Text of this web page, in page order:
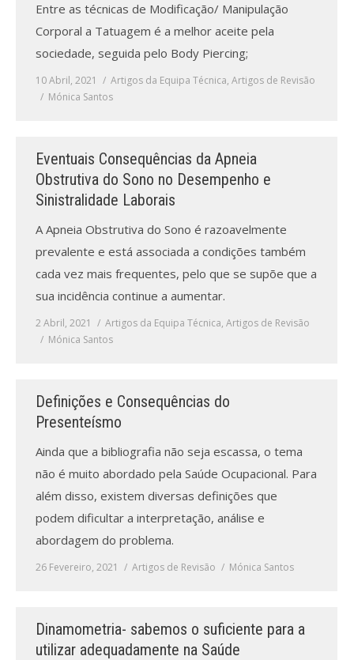
Entre as técnicas de Modificação/ Manipulação
Corporal a Tatuagem é a melhor aceite pela
sociedade, seguida pelo Body Piercing;
10 Abril, 2021 Artigos da Equipa Técnica, Artigos de Revisão
Mónica Santos
Eventuais Consequências da Apneia
Obstrutiva do Sono no Desempenho e
Sinistralidade Laborais
A Apneia Obstrutiva do Sono é razoavelmente
prevalente e está associada a condições também
cada vez mais frequentes, pelo que se supõe que a
sua incidência continue a aumentar.
2 Abril, 2021 Artigos da Equipa Técnica, Artigos de Revisão
Mónica Santos
Definições e Consequências do
Presenteísmo
Ainda que a bibliografia não seja escassa, o tema
não é muito abordado pela Saúde Ocupacional. Para
além disso, existem diversas definições que
podem dificultar a interpretação, análise e
abordagem do problema.
26 Fevereiro, 2021 Artigos de Revisão Mónica Santos
Dinamometria- sabemos o suficiente para a
utilizar adequadamente na Saúde